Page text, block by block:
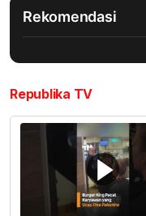
Rekomendasi
Republika TV